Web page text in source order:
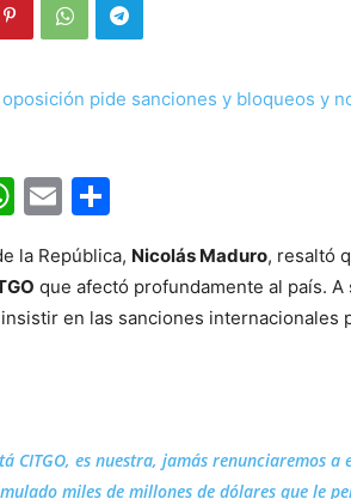
WhatsApp
Email
la República, Nicolás Maduro, resaltó
que afectó profundamente al país.
en las sanciones internacionales
CITGO, es nuestra, jamás renunciaremos
miles de millones de dólares que le